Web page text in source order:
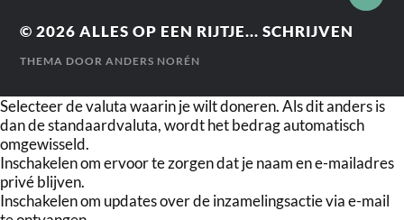
© 2026ALLES OP EEN RIJTJE... SCHRIJVEN
THEMA DOORANDERS NORÉN
Selecteer de valuta waarin je wilt doneren. Als dit anders is
dan de standaardvaluta, wordt het bedrag automatisch
omgewisseld.
Inschakelen om ervoor te zorgen dat je naam en e-mailadres
privé blijven.
Inschakelen om updates over de inzamelingsactie via e-mail